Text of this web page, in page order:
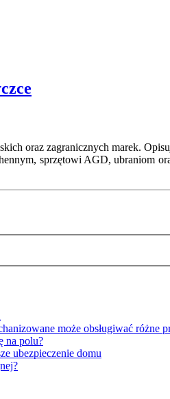
oraz zagranicznych marek.
sprzętowi AGD, ubraniom
może obsługiwać różne
na polu?
ubezpieczenie domu